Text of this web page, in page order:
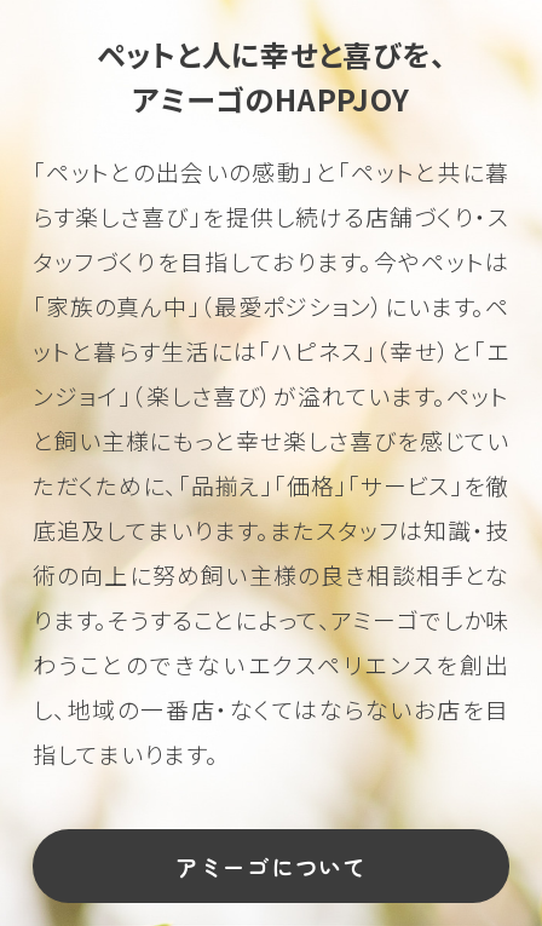
ペットと人に幸せと喜びを、
アミーゴのHAPPJOY
「ペットとの出会いの感動」と「ペットと共に暮
らす楽しさ喜び」を提供し続ける店舗づくり・ス
タッフづくりを目指しております。 今やペットは
「家族の真ん中」（最愛ポジション）にいます。ペ
ットと暮らす生活には「ハピネス」（幸せ）と「エ
ンジョイ」（楽しさ喜び）が溢れています。ペット
と飼い主様にもっと幸せ楽しさ喜びを感じてい
ただくために、 「品揃え」「価格」「サービス」を徹
底追及してまいります。またスタッフは知識・技
術の向上に努め飼い主様の良き相談相手とな
ります。そうすることによって、アミーゴでしか味
わうことのできないエクスペリエンスを創出
し、地域の一番店・なくてはならないお店を目
指してまいります。
アミーゴについて